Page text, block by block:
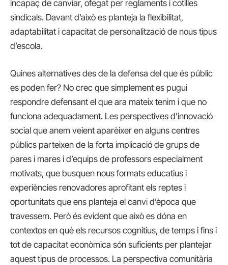
incapaç de canviar, ofegat per reglaments i cotilles
sindicals. Davant d’això es planteja la flexibilitat,
adaptabilitat i capacitat de personalització de nous tipus
d’escola.
Quines alternatives des de la defensa del que és públic
es poden fer? No crec que simplement es pugui
respondre defensant el que ara mateix tenim i que no
funciona adequadament. Les perspectives d’innovació
social que anem veient aparèixer en alguns centres
públics parteixen de la forta implicació de grups de
pares i mares i d’equips de professors especialment
motivats, que busquen nous formats educatius i
experiències renovadores aprofitant els reptes i
oportunitats que ens planteja el canvi d’època que
travessem. Però és evident que això es dóna en
contextos en què els recursos cognitius, de temps i fins i
tot de capacitat econòmica són suficients per plantejar
aquest tipus de processos. La perspectiva comunitària